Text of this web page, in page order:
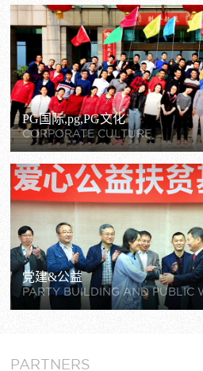
PG国际,pg,PG文化
CORPORATE CULTURE
党建&公益
PARTY BUILDING AND PUBLIC
PARTNERS